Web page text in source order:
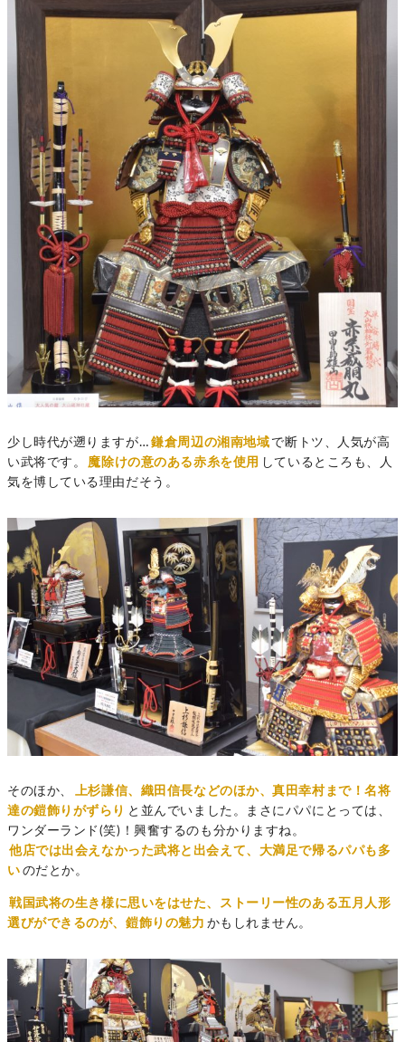
少し時代が遡りますが… 鎌倉周辺の湘南地域 で断トツ、人気が高
い武将です。
魔除けの意のある赤糸を使用 しているところも、人
気を博している理由だそう。
そのほか、
上杉謙信、織田信長などのほか、真田幸村まで！名将
達の鎧飾りがずらり と並んでいました。まさにパパにとっては、
ワンダーランド(笑)！興奮するのも分かりますね。
他店では出会えなかった武将と出会えて、大満足で帰るパパも多
い のだとか。
戦国武将の生き様に思いをはせた、ストーリー性のある五月人形
選びができるのが、鎧飾りの魅力 かもしれません。